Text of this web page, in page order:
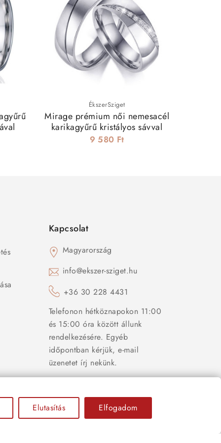
ÉkszerSziget
Mirage prémium női nemesacél
karikagyűrű kristályos sávval
9 580 Ft
Kapcsolat
Magyarország
info@ekszer-sziget.hu
+36 30 228 4431
Telefonon hétköznapokon 11:00
és 15:00 óra között állunk
rendelkezésére. Egyéb
időpontban kérjük, e-mail
üzenetet írj nekünk.
Elutasítás Elfogadom